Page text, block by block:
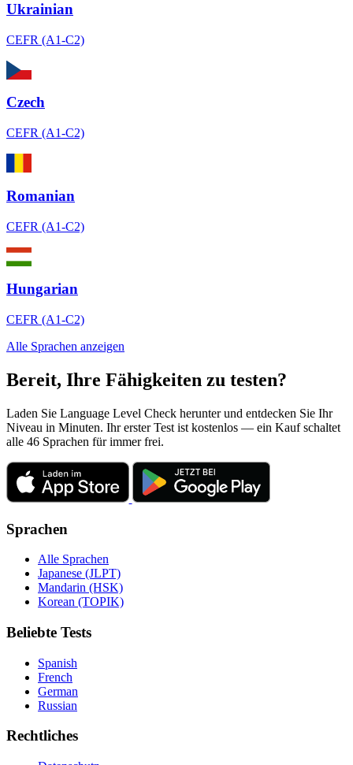
Ukrainian
CEFR (A1-C2)
Czech
CEFR (A1-C2)
Romanian
CEFR (A1-C2)
Hungarian
CEFR (A1-C2)
Alle Sprachen anzeigen
Bereit, Ihre Fähigkeiten zu testen?
Laden Sie Language Level Check herunter und entdecken Sie Ihr
Niveau in Minuten. Ihr erster Test ist kostenlos — ein Kauf schaltet
alle 46 Sprachen für immer frei.
Sprachen
Alle Sprachen
Japanese (JLPT)
Mandarin (HSK)
Korean (TOPIK)
Beliebte Tests
Spanish
French
German
Russian
Rechtliches